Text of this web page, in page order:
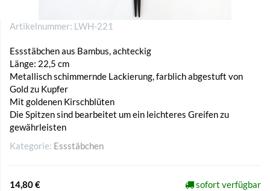
Artikelnummer: LWH-221
Essstäbchen aus Bambus, achteckig
Länge: 22,5 cm
Metallisch schimmernde Lackierung, farblich abgestuft von
Gold zu Kupfer
Mit goldenen Kirschblüten
Die Spitzen sind bearbeitet um ein leichteres Greifen zu
gewährleisten
Kategorie: Essstäbchen
14,80 €
sofort verfügbar